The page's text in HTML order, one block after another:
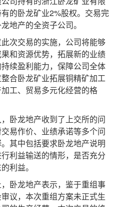
的卧龙矿业2%股权。交易完
地产的全资子公司。
交易的实施，公司将能够
和资源优势，拓展新的业绩
续盈利能力，保障公司全体
合卧龙矿业拓展铜精矿加工
工、贸易多元化经营的格
龙地产收到了上交所的问
易作价、业绩承诺等多个问
其中包括要求卧龙地产说明
利益输送的情形，是否充分
利益。
龙地产表示，鉴于重组事
议，本次重组方案未正式生